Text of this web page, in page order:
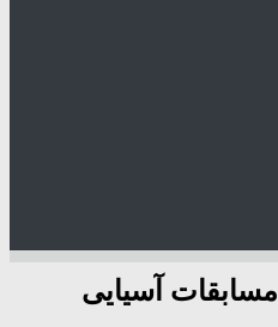
مسابقات آسیایی